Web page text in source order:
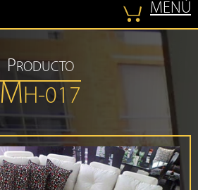
MENÚ
COTIZAR
PRODUCTO
MH-017